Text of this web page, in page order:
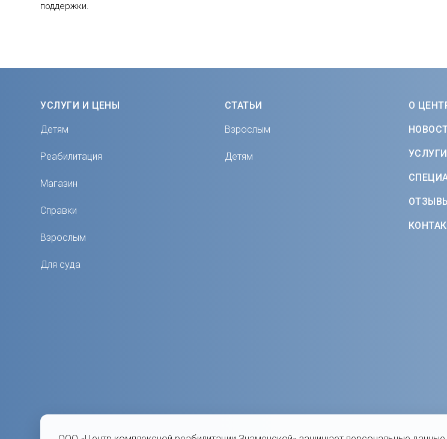
поддержки.
УСЛУГИ И ЦЕНЫ
Детям
Реабилитация
Магазин
Справки
Взрослым
Для суда
СТАТЬИ
Взрослым
Детям
О